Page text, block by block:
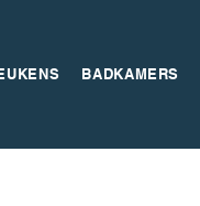
BADKAMERS